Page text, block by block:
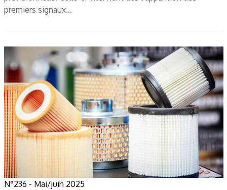
premiers signaux…
N°236 - Mai/juin 2025